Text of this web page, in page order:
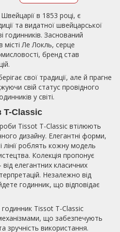
в 1853 році, є
та видатної швейцарської
годинників. Заснований
Ле Локль, серце
бренд став
свої традиції, але й прагне
свій статус провідного
у світі.
T-Classic
Tissot T-Classic втілюють
дизайну. Елегантні форми,
лінії роблять кожну модель
Колекція пропонує
від елегантних класичних
Незалежно від
годинник, що відповідає
годинник Tissot T-Classic
що забезпечують
зручність використання.